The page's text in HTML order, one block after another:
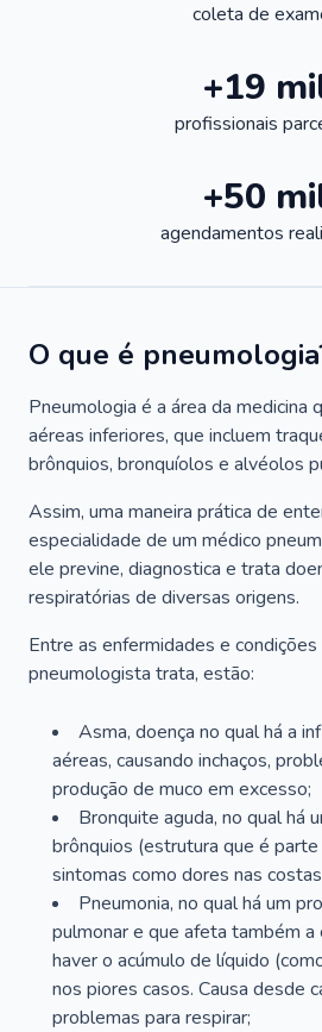
coleta de
+19
profissionais
+50
agendamentos
O que é
Pneumologia é a área da medicina
aéreas inferiores, que incluem
brônquios, bronquíolos e alvéolos
Assim, uma maneira prática de
especialidade de um médico
ele previne, diagnostica e trata
respiratórias de diversas origens.
Entre as enfermidades e
pneumologista trata, estão:
Asma, doença no qual há a
aéreas, causando inchaços,
produção de muco em excesso;
Bronquite aguda, no qual há
brônquios (estrutura que é
sintomas como dores nas
Pneumonia, no qual há um
pulmonar e que afeta também a
haver o acúmulo de líquido
nos piores casos. Causa desde
problemas para respirar;